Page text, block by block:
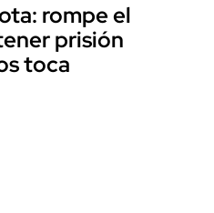
rompe el
prisión
toca